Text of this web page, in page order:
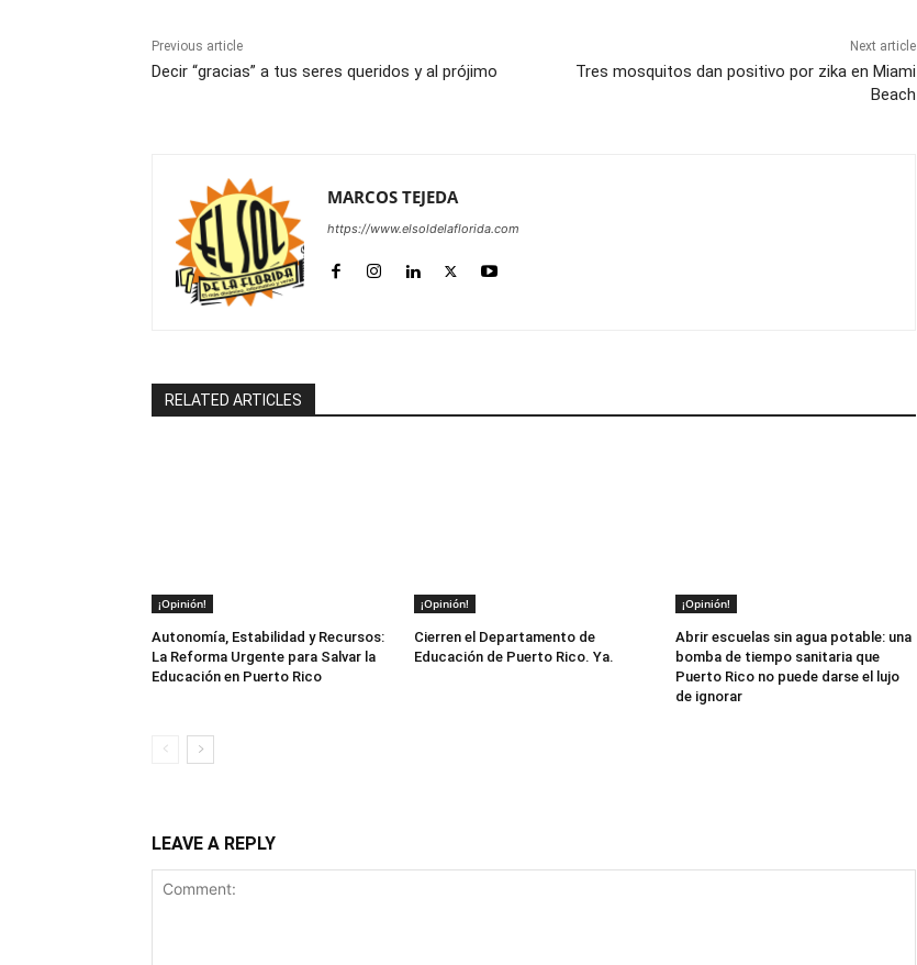
Previous article
Decir “gracias” a tus seres queridos y al prójimo
Next article
Tres mosquitos dan positivo por zika en Miami
Beach
MARCOS TEJEDA
https://www.elsoldelaflorida.com
RELATED ARTICLES
¡Opinión!
Autonomía, Estabilidad y Recursos:
La Reforma Urgente para Salvar la
Educación en Puerto Rico
¡Opinión!
Cierren el Departamento de
Educación de Puerto Rico. Ya.
¡Opinión!
Abrir escuelas sin agua potable: una
bomba de tiempo sanitaria que
Puerto Rico no puede darse el lujo
de ignorar
LEAVE A REPLY